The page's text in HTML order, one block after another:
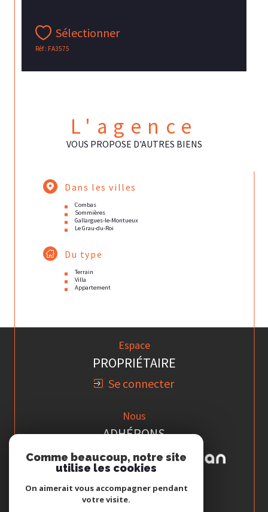
Sélectionner
Réf : FA3575
L'agence
VOUS PROPOSE D'AUTRES BIENS
Dans les villes
Combas
Sommières
Gallargues-le-Montueux
Le Grau-du-Roi
Du type
Terrain
Villa
Appartement
Espace
PROPRIÉTAIRE
Se connecter
Nous
ADHÉRONS
Comme beaucoup, notre site
utilise les cookies
On aimerait vous accompagner pendant
votre visite.